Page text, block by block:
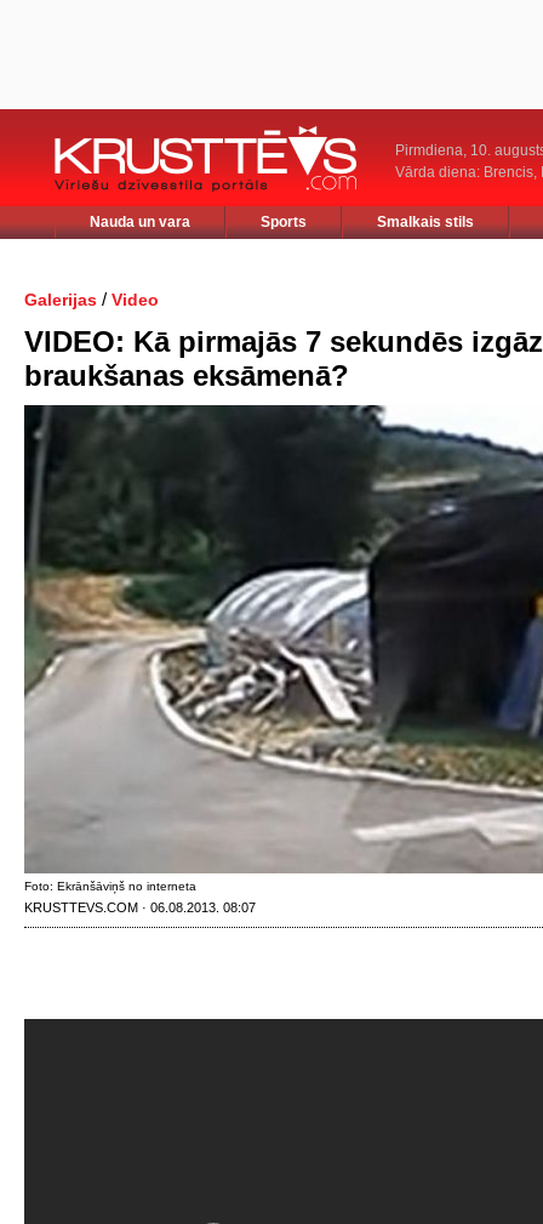
Pirmdiena, 10.
Vārda diena: Brencis,
Nauda un vara Sports Smalkais stils
Galerijas / Video
VIDEO: Kā pirmajās 7 sekundēs
braukšanas eksāmenā?
Foto: Ekrānšāviņš no interneta
KRUSTTEVS.COM · 06.08.2013. 08:07